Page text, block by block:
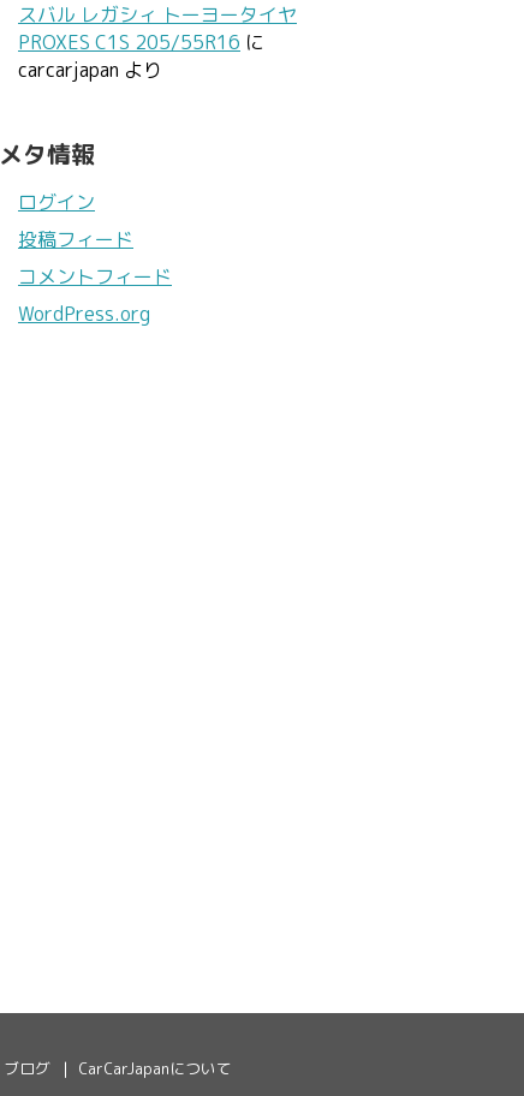
スバル レガシィ トーヨータイヤ
PROXES C1S 205/55R16 に
carcarjapan より
メタ情報
ログイン
投稿フィード
コメントフィード
WordPress.org
ブログ CarCarJapanについて